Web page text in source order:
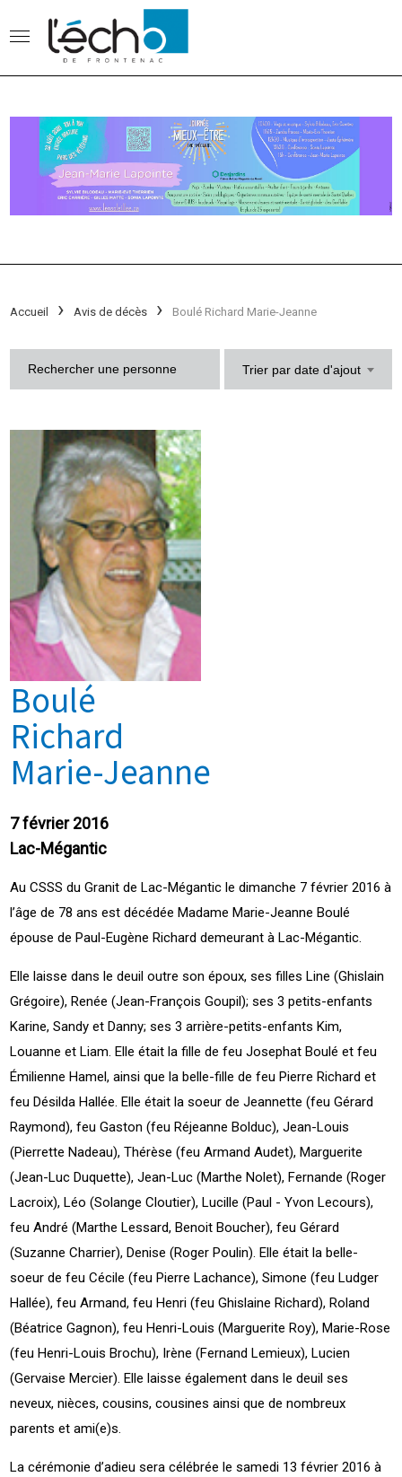
Accueil Avis de décès Boulé Richard Marie-Jeanne
Trier par date d'ajout
Boulé
Richard
Marie-Jeanne
7 février 2016
Lac-Mégantic
Au CSSS du Granit de Lac-Mégantic le dimanche 7 février 2016 à
l’âge de 78 ans est décédée Madame Marie-Jeanne Boulé
épouse de Paul-Eugène Richard demeurant à Lac-Mégantic.
Elle laisse dans le deuil outre son époux, ses filles Line (Ghislain
Grégoire), Renée (Jean-François Goupil); ses 3 petits-enfants
Karine, Sandy et Danny; ses 3 arrière-petits-enfants Kim,
Louanne et Liam. Elle était la fille de feu Josephat Boulé et feu
Émilienne Hamel, ainsi que la belle-fille de feu Pierre Richard et
feu Désilda Hallée. Elle était la soeur de Jeannette (feu Gérard
Raymond), feu Gaston (feu Réjeanne Bolduc), Jean-Louis
(Pierrette Nadeau), Thérèse (feu Armand Audet), Marguerite
(Jean-Luc Duquette), Jean-Luc (Marthe Nolet), Fernande (Roger
Lacroix), Léo (Solange Cloutier), Lucille (Paul - Yvon Lecours),
feu André (Marthe Lessard, Benoit Boucher), feu Gérard
(Suzanne Charrier), Denise (Roger Poulin). Elle était la belle-
soeur de feu Cécile (feu Pierre Lachance), Simone (feu Ludger
Hallée), feu Armand, feu Henri (feu Ghislaine Richard), Roland
(Béatrice Gagnon), feu Henri-Louis (Marguerite Roy), Marie-Rose
(feu Henri-Louis Brochu), Irène (Fernand Lemieux), Lucien
(Gervaise Mercier). Elle laisse également dans le deuil ses
neveux, nièces, cousins, cousines ainsi que de nombreux
parents et ami(e)s.
La cérémonie d’adieu sera célébrée le samedi 13 février 2016 à